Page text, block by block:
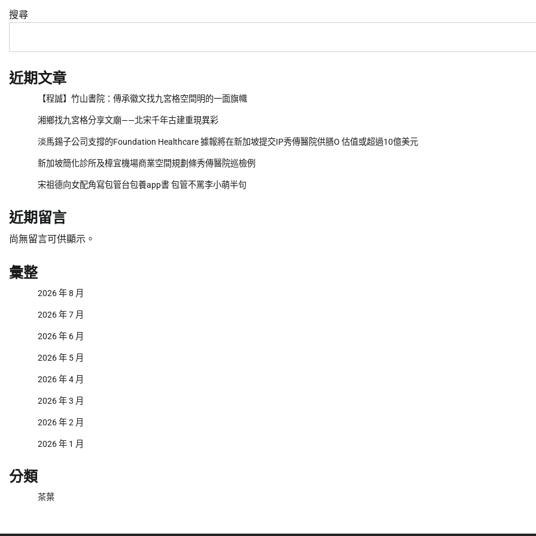
搜尋
近期文章
【程誠】竹山書院：傳承徽文找九宮格空間明的一面旗幟
湘鄉找九宮格分享文廟——北宋千年古建重現異彩
淡馬錫子公司支撐的Foundation Healthcare 據報將在新加坡提交IP秀傳醫院供膳O 估值或超過10億美元
新加坡簡化診所及樟宜機場商業空間規劃條秀傳醫院巡檢例
宋祖德向女配角寫包管台包養app書 包管不罵李小萌半句
近期留言
尚無留言可供顯示。
彙整
2026 年 8 月
2026 年 7 月
2026 年 6 月
2026 年 5 月
2026 年 4 月
2026 年 3 月
2026 年 2 月
2026 年 1 月
分類
茶葉